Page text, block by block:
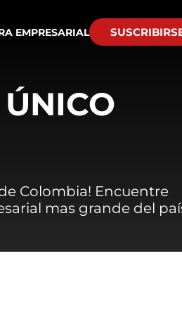
EMPRESARIAL
Colombia! Encuentre
mas grande del